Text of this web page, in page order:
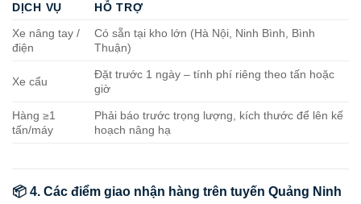
DỊCH VỤ
HỖ TRỢ
Xe nâng tay /
điện
Có sẵn tại kho lớn (Hà Nội, Ninh Bình, Bình
Thuận)
Xe cẩu
Đặt trước 1 ngày – tính phí riêng theo tấn hoặc
giờ
Hàng ≥1
tấn/máy
Phải báo trước trọng lượng, kích thước để lên kế
hoạch nâng hạ
📦 4. Các điểm giao nhận hàng trên tuyến Quảng Ninh